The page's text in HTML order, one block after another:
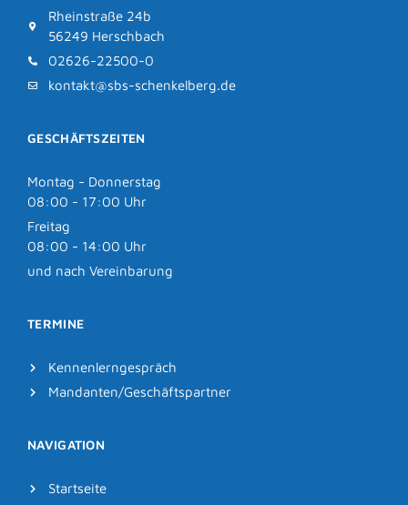
Rheinstraße 24b
56249 Herschbach
02626-22500-0
kontakt@sbs-schenkelberg.de
GESCHÄFTSZEITEN
Montag - Donnerstag
08:00 - 17:00 Uhr
Freitag
08:00 - 14:00 Uhr
und nach Vereinbarung
TERMINE
Kennenlerngespräch
Mandanten/Geschäftspartner
NAVIGATION
Startseite